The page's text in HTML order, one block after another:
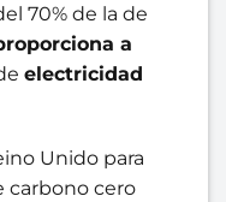
70% de la de
a
electricidad
Unido para
carbono cero